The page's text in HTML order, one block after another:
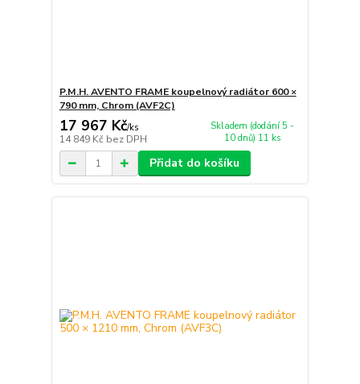
P.M.H. AVENTO FRAME koupelnový radiátor 600 ×
790 mm, Chrom (AVF2C)
17 967 Kč/ks
14 849 Kč bez DPH
Skladem (dodání 5 -
10 dnů) 11 ks
Přidat do košíku